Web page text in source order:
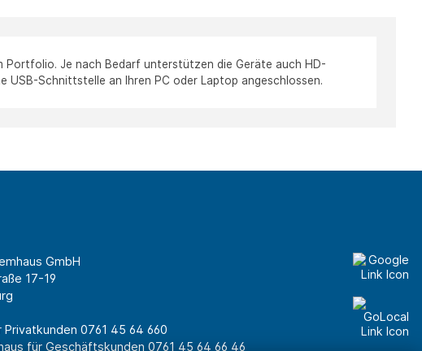
Portfolio. Je nach Bedarf unterstützen die Geräte auch HD-
USB-Schnittstelle an Ihren PC oder Laptop angeschlossen.
GmbH
17-19
Privatkunden0761 45 64 660
für Geschäftskunden0761 45 64 66 46